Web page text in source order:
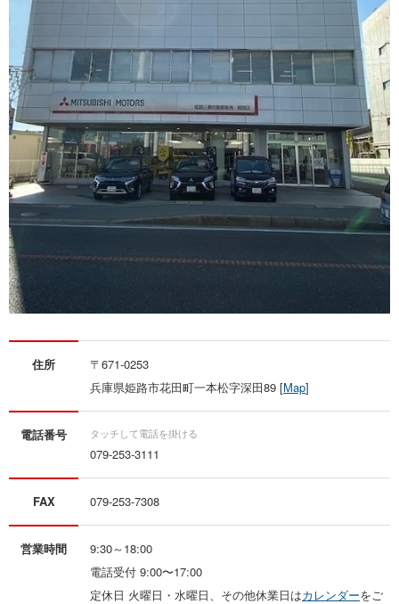
お問い合わせ
住所
〒671-0253
兵庫県姫路市花田町一本松字深田89 [Map]
電話番号
079-253-3111
FAX 079-253-7308
営業時間
9:30～18:00
電話受付 9:00〜17:00
定休日 火曜日・水曜日、その他休業日はカレンダーをご